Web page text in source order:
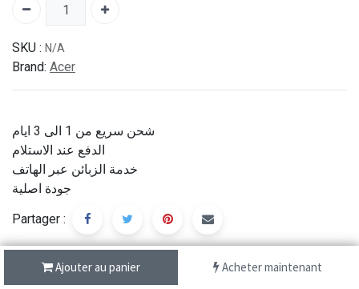
Ajouter au panier Acheter maintenant
SKU : N/A
Brand: Acer
شحن سريع من 1 الى 3 ايام
الدفع عند الاستلام
خدمة الزبائن عبر الهاتف
جودة اصلية
Partager :
Description